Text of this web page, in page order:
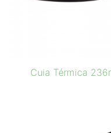
Cuia Térmica